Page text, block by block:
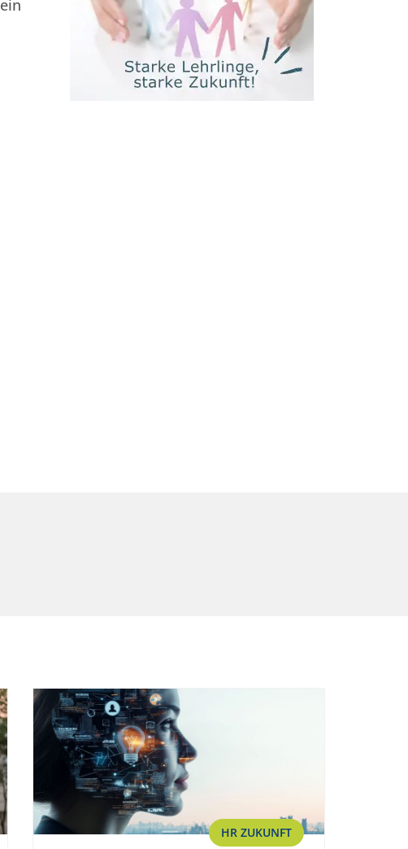
HR ZUKUNFT